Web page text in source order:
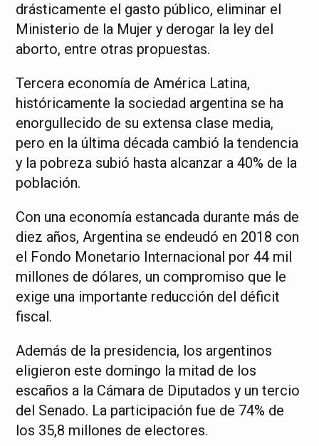
drásticamente el gasto público, eliminar el
Ministerio de la Mujer y derogar la ley del
aborto, entre otras propuestas.
Tercera economía de América Latina,
históricamente la sociedad argentina se ha
enorgullecido de su extensa clase media,
pero en la última década cambió la tendencia
y la pobreza subió hasta alcanzar a 40% de la
población.
Con una economía estancada durante más de
diez años, Argentina se endeudó en 2018 con
el Fondo Monetario Internacional por 44 mil
millones de dólares, un compromiso que le
exige una importante reducción del déficit
fiscal.
Además de la presidencia, los argentinos
eligieron este domingo la mitad de los
escaños a la Cámara de Diputados y un tercio
del Senado. La participación fue de 74% de
los 35,8 millones de electores.